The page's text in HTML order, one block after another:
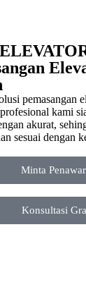
pemasangan
kami
akurat,
sesuai dengan
Minta
Konsultasi